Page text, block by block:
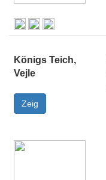
Königs Teich,
Vejle